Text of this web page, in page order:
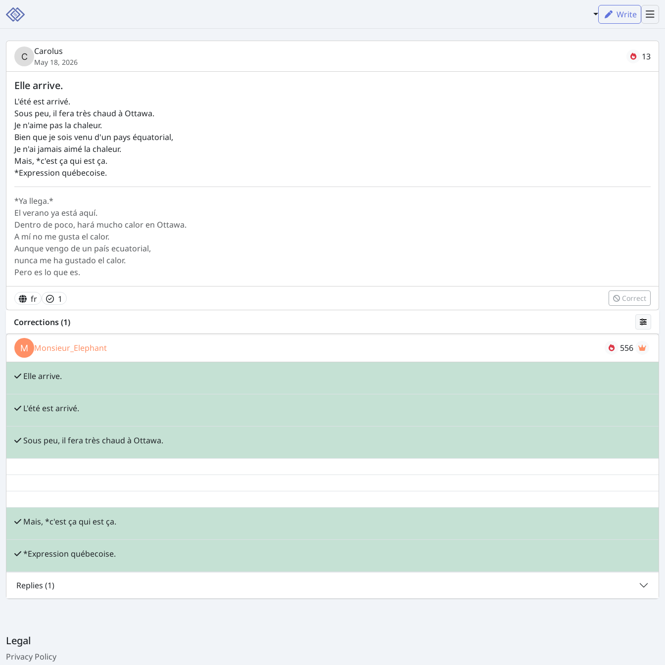
Write
Carolus
May 18, 2026
13
Elle arrive.
L'été est arrivé.
Sous peu, il fera très chaud à Ottawa.
Je n'aime pas la chaleur.
Bien que je sois venu d'un pays équatorial,
Je n'ai jamais aimé la chaleur.
Mais, *c'est ça qui est ça.
*Expression québecoise.
*Ya llega.*
El verano ya está aquí.
Dentro de poco, hará mucho calor en Ottawa.
A mí no me gusta el calor.
Aunque vengo de un país ecuatorial,
nunca me ha gustado el calor.
Pero es lo que es.
fr 1 Correct
Corrections (1)
Monsieur_Elephant 556
Elle arrive.
L'été est arrivé.
Sous peu, il fera très chaud à Ottawa.
Mais, *c'est ça qui est ça.
*Expression québecoise.
Replies (1)
Legal
Privacy Policy